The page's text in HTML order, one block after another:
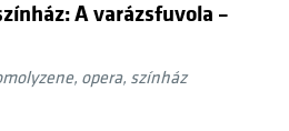
A varázsfuvola –
opera, színház